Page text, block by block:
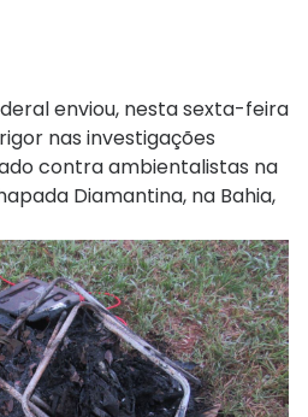
enviou, nesta sexta-feira
nas investigações
contra ambientalistas na
Diamantina, na Bahia,